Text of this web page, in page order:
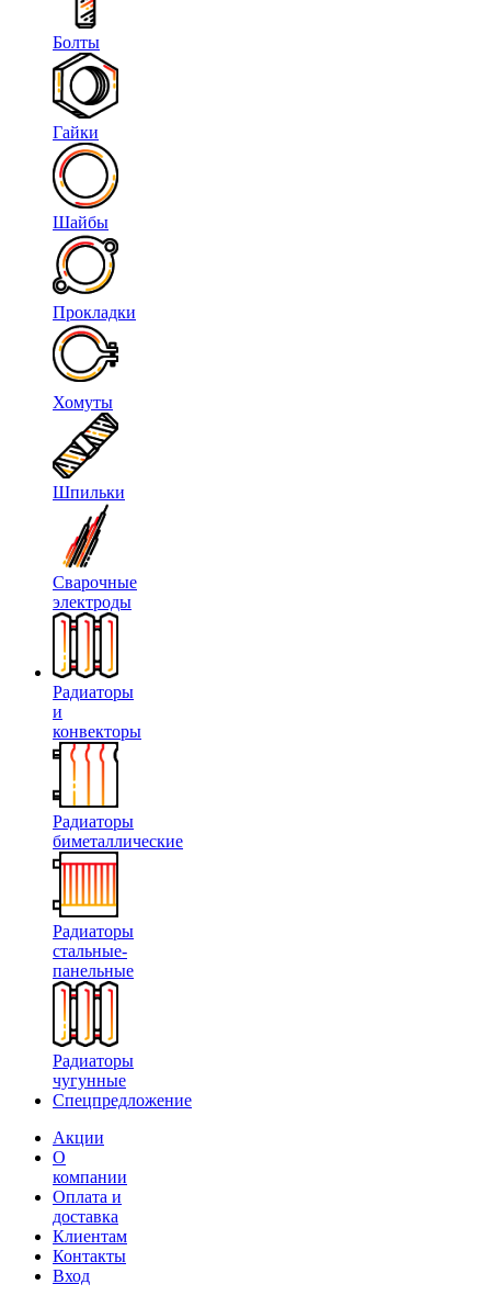
Болты
Гайки
Шайбы
Прокладки
Хомуты
Шпильки
Сварочные
электроды
Радиаторы
и
конвекторы
Радиаторы
биметаллические
Радиаторы
стальные-
панельные
Радиаторы
чугунные
Спецпредложение
Акции
О
компании
Оплата и
доставка
Клиентам
Контакты
Вход